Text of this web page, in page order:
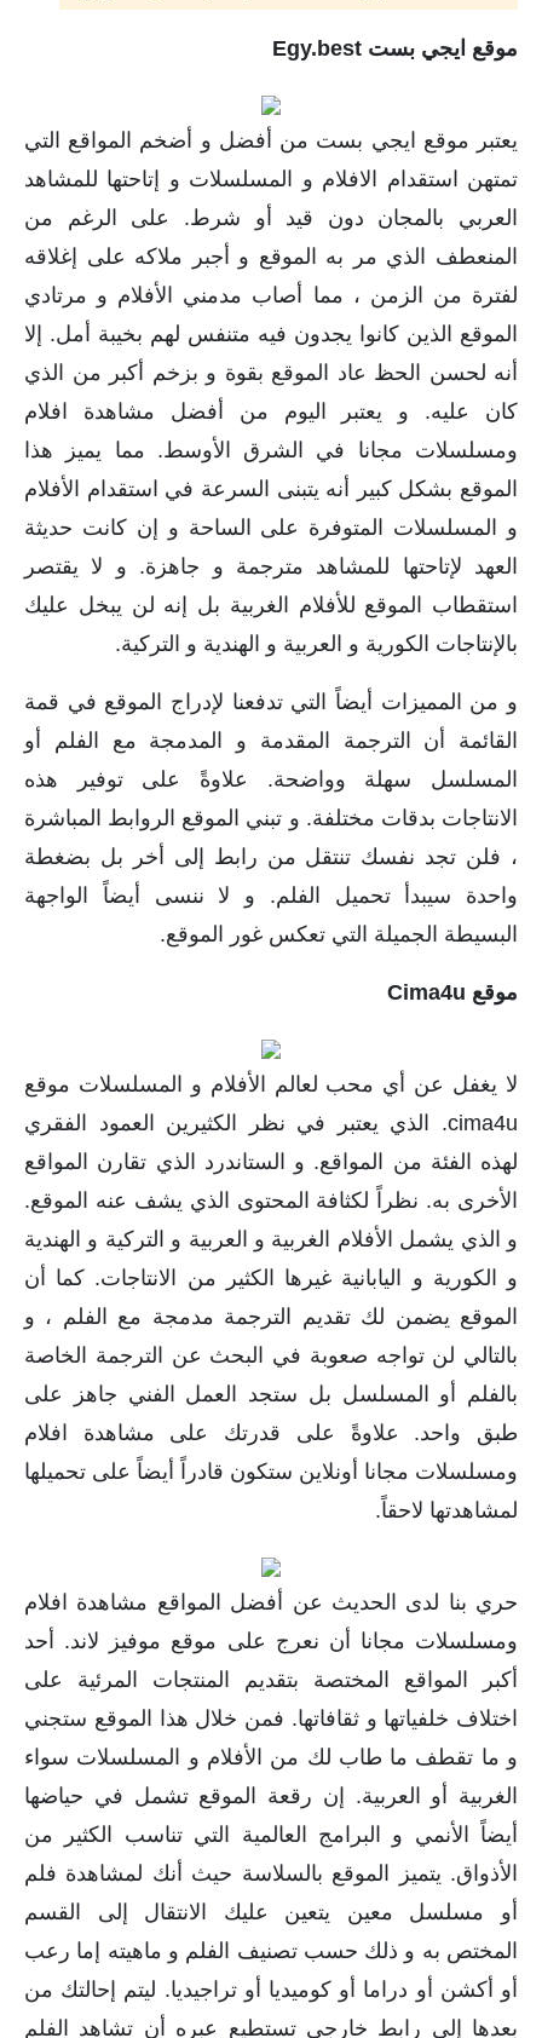
موقع ايجي بست Egy.best
يعتبر موقع ايجي بست من أفضل و أضخم المواقع التي
تمتهن استقدام الافلام و المسلسلات و إتاحتها للمشاهد
العربي بالمجان دون قيد أو شرط. على الرغم من
المنعطف الذي مر به الموقع و أجبر ملاكه على إغلاقه
لفترة من الزمن ، مما أصاب مدمني الأفلام و مرتادي
الموقع الذين كانوا يجدون فيه متنفس لهم بخيبة أمل. إلا
أنه لحسن الحظ عاد الموقع بقوة و بزخم أكبر من الذي
كان عليه. و يعتبر اليوم من أفضل مشاهدة افلام
ومسلسلات مجانا في الشرق الأوسط. مما يميز هذا
الموقع بشكل كبير أنه يتبنى السرعة في استقدام الأفلام
و المسلسلات المتوفرة على الساحة و إن كانت حديثة
العهد لإتاحتها للمشاهد مترجمة و جاهزة. و لا يقتصر
استقطاب الموقع للأفلام الغربية بل إنه لن يبخل عليك
بالإنتاجات الكورية و العربية و الهندية و التركية.
و من المميزات أيضاً التي تدفعنا لإدراج الموقع في قمة
القائمة أن الترجمة المقدمة و المدمجة مع الفلم أو
المسلسل سهلة وواضحة. علاوةً على توفير هذه
الانتاجات بدقات مختلفة. و تبني الموقع الروابط المباشرة
، فلن تجد نفسك تنتقل من رابط إلى أخر بل بضغطة
واحدة سيبدأ تحميل الفلم. و لا ننسى أيضاً الواجهة
البسيطة الجميلة التي تعكس غور الموقع.
موقع Cima4u
لا يغفل عن أي محب لعالم الأفلام و المسلسلات موقع
cima4u. الذي يعتبر في نظر الكثيرين العمود الفقري
لهذه الفئة من المواقع. و الستاندرد الذي تقارن المواقع
الأخرى به. نظراً لكثافة المحتوى الذي يشف عنه الموقع.
و الذي يشمل الأفلام الغربية و العربية و التركية و الهندية
و الكورية و اليابانية غيرها الكثير من الانتاجات. كما أن
الموقع يضمن لك تقديم الترجمة مدمجة مع الفلم ، و
بالتالي لن تواجه صعوبة في البحث عن الترجمة الخاصة
بالفلم أو المسلسل بل ستجد العمل الفني جاهز على
طبق واحد. علاوةً على قدرتك على مشاهدة افلام
ومسلسلات مجانا أونلاين ستكون قادراً أيضاً على تحميلها
لمشاهدتها لاحقاً.
حري بنا لدى الحديث عن أفضل المواقع مشاهدة افلام
ومسلسلات مجانا أن نعرج على موقع موفيز لاند. أحد
أكبر المواقع المختصة بتقديم المنتجات المرئية على
اختلاف خلفياتها و ثقافاتها. فمن خلال هذا الموقع ستجني
و ما تقطف ما طاب لك من الأفلام و المسلسلات سواء
الغربية أو العربية. إن رقعة الموقع تشمل في حياضها
أيضاً الأنمي و البرامج العالمية التي تناسب الكثير من
الأذواق. يتميز الموقع بالسلاسة حيث أنك لمشاهدة فلم
أو مسلسل معين يتعين عليك الانتقال إلى القسم
المختص به و ذلك حسب تصنيف الفلم و ماهيته إما رعب
أو أكشن أو دراما أو كوميديا أو تراجيديا. ليتم إحالتك من
بعدها إلى رابط خارجي تستطيع عبره أن تشاهد الفلم